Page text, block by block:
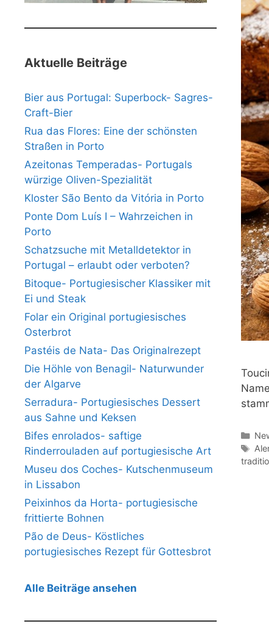
Aktuelle Beiträge
Bier aus Portugal: Superbock- Sagres-
Craft-Bier
Rua das Flores: Eine der schönsten
Straßen in Porto
Azeitonas Temperadas- Portugals
würzige Oliven-Spezialität
Kloster São Bento da Vitória in Porto
Ponte Dom Luís I – Wahrzeichen in
Porto
Schatzsuche mit Metalldetektor in
Portugal – erlaubt oder verboten?
Bitoque- Portugiesischer Klassiker mit
Ei und Steak
Folar ein Original portugiesisches
Osterbrot
Pastéis de Nata- Das Originalrezept
Die Höhle von Benagil- Naturwunder
der Algarve
Serradura- Portugiesisches Dessert
aus Sahne und Keksen
Bifes enrolados- saftige
Rinderrouladen auf portugiesische Art
Museu dos Coches- Kutschenmuseum
in Lissabon
Peixinhos da Horta- portugiesische
frittierte Bohnen
Pão de Deus- Köstliches
portugiesisches Rezept für Gottesbrot
Alle Beiträge ansehen